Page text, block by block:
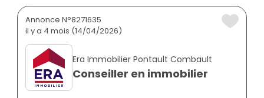
Annonce N°8271635
il y a 4 mois (14/04/2026)
Era Immobilier Pontault Combault
Conseiller en immobilier